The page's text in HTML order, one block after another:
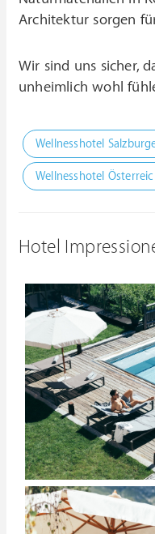
Architektur sorgen
Wir sind uns sicher,
unheimlich wohl
Wellnesshotel
Wellnesshotel
Hotel